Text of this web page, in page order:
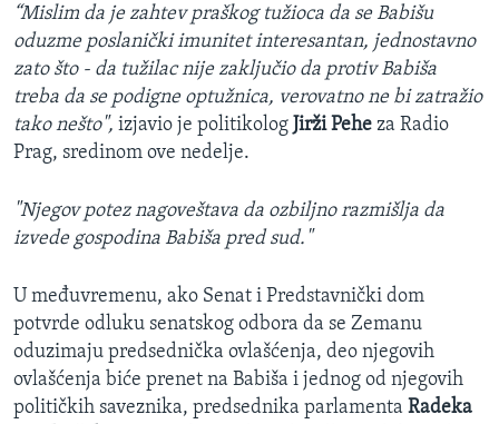
“Mislim da je zahtev praškog tužioca da se Babišu
oduzme poslanički imunitet interesantan, jednostavno
zato što - da tužilac nije zaključio da protiv Babiša
treba da se podigne optužnica, verovatno ne bi zatražio
tako nešto", izjavio je politikolog Jirži Pehe za Radio
Prag, sredinom ove nedelje.
"Njegov potez nagoveštava da ozbiljno razmišlja da
izvede gospodina Babiša pred sud."
U međuvremenu, ako Senat i Predstavnički dom
potvrde odluku senatskog odbora da se Zemanu
oduzimaju predsednička ovlašćenja, deo njegovih
ovlašćenja biće prenet na Babiša i jednog od njegovih
političkih saveznika, predsednika parlamenta Radeka